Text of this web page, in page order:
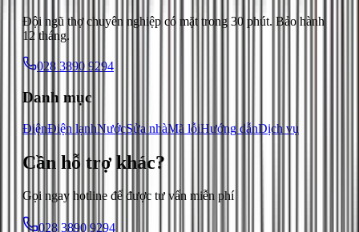
Đội ngũ thợ chuyên nghiệp có mặt trong 30 phút. Bảo hành
12 tháng.
028 3890 9294
Danh mục
ĐiệnĐiện lạnhNướcSửa nhàMã lỗiHướng dẫnDịch vụ
Cần hỗ trợ khác?
Gọi ngay hotline để được tư vấn miễn phí
028 3890 9294